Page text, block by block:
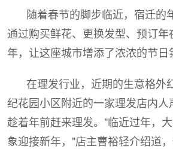
随着春节的脚步临近，宿迁的
通过购买鲜花、更换发型、预订
年，让这座城市增添了浓浓的节日
在理发行业，近期的生意格外
纪花园小区附近的一家理发店内
趁着年前赶来理发。"临近过年，
象迎接新年，"店主曹裕轻介绍道